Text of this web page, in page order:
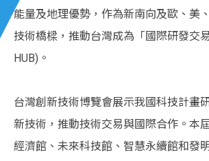
能量及地理優勢，作為新南向及歐、美
技術橋樑，推動台灣成為「國際研發交
HUB)。
台灣創新技術博覽會展示我國科技計畫
新技術，推動技術交易與國際合作。本
經濟館、未來科技館、智慧永續館和發